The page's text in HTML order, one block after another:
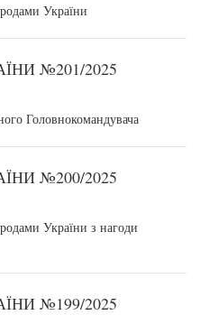
України
№201/2025
Головнокомандувача
№200/2025
України з нагоди
№199/2025